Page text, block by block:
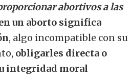
abortivos a las
un aborto significa
, algo incompatible con su
obligarles directa o
integridad moral